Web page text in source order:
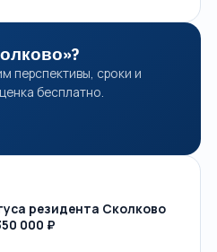
перспективы, сроки и
бесплатно.
резидента Сколково
000 ₽